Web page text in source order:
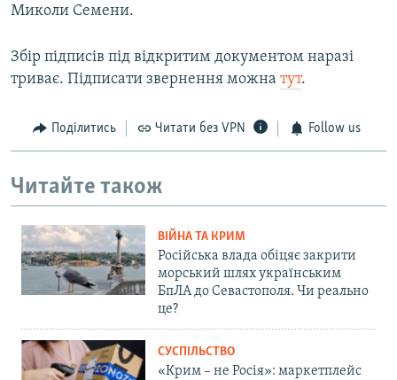
Миколи Семени.
Збір підписів під відкритим документом наразі
триває. Підписати звернення можна тут.
Поділитись Читати без VPN Follow us
Читайте також
ВІЙНА ТА КРИМ
Російська влада обіцяє закрити
морський шлях українським
БпЛА до Севастополя. Чи реально
це?
СУСПІЛЬСТВО
«Крим – не Росія»: маркетплейс